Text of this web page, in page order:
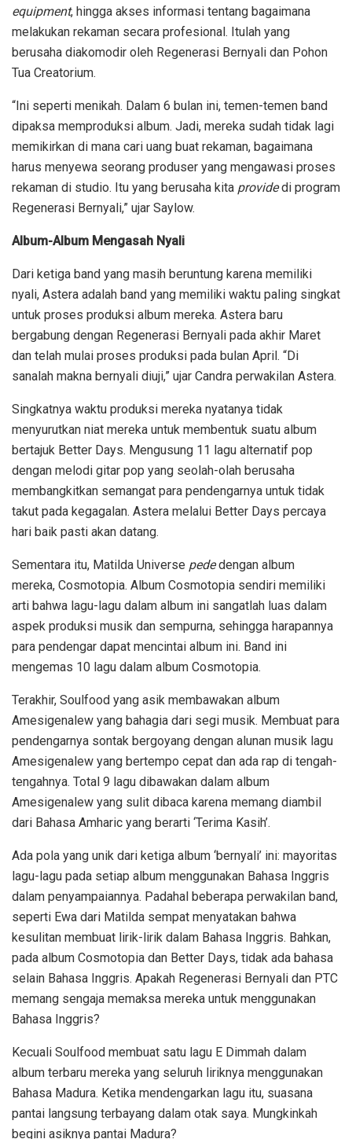
equipment, hingga akses informasi tentang bagaimana
melakukan rekaman secara profesional. Itulah yang
berusaha diakomodir oleh Regenerasi Bernyali dan Pohon
Tua Creatorium.
“Ini seperti menikah. Dalam 6 bulan ini, temen-temen band
dipaksa memproduksi album. Jadi, mereka sudah tidak lagi
memikirkan di mana cari uang buat rekaman, bagaimana
harus menyewa seorang produser yang mengawasi proses
rekaman di studio. Itu yang berusaha kita providedi program
Regenerasi Bernyali,” ujar Saylow.
Album-Album Mengasah Nyali
Dari ketiga band yang masih beruntung karena memiliki
nyali, Astera adalah band yang memiliki waktu paling singkat
untuk proses produksi album mereka. Astera baru
bergabung dengan Regenerasi Bernyali pada akhir Maret
dan telah mulai proses produksi pada bulan April. “Di
sanalah makna bernyali diuji,” ujar Candra perwakilan Astera.
Singkatnya waktu produksi mereka nyatanya tidak
menyurutkan niat mereka untuk membentuk suatu album
bertajuk Better Days. Mengusung 11 lagu alternatif pop
dengan melodi gitar pop yang seolah-olah berusaha
membangkitkan semangat para pendengarnya untuk tidak
takut pada kegagalan. Astera melalui Better Days percaya
hari baik pasti akan datang.
Sementara itu, Matilda Universe pededengan album
mereka, Cosmotopia. Album Cosmotopia sendiri memiliki
arti bahwa lagu-lagu dalam album ini sangatlah luas dalam
aspek produksi musik dan sempurna, sehingga harapannya
para pendengar dapat mencintai album ini. Band ini
mengemas 10 lagu dalam album Cosmotopia.
Terakhir, Soulfood yang asik membawakan album
Amesigenalew yang bahagia dari segi musik. Membuat para
pendengarnya sontak bergoyang dengan alunan musik lagu
Amesigenalew yang bertempo cepat dan ada rap di tengah-
tengahnya. Total 9 lagu dibawakan dalam album
Amesigenalew yang sulit dibaca karena memang diambil
dari Bahasa Amharic yang berarti ‘Terima Kasih’.
Ada pola yang unik dari ketiga album ‘bernyali’ ini: mayoritas
lagu-lagu pada setiap album menggunakan Bahasa Inggris
dalam penyampaiannya. Padahal beberapa perwakilan band,
seperti Ewa dari Matilda sempat menyatakan bahwa
kesulitan membuat lirik-lirik dalam Bahasa Inggris. Bahkan,
pada album Cosmotopia dan Better Days, tidak ada bahasa
selain Bahasa Inggris. Apakah Regenerasi Bernyali dan PTC
memang sengaja memaksa mereka untuk menggunakan
Bahasa Inggris?
Kecuali Soulfood membuat satu lagu E Dimmah dalam
album terbaru mereka yang seluruh liriknya menggunakan
Bahasa Madura. Ketika mendengarkan lagu itu, suasana
pantai langsung terbayang dalam otak saya. Mungkinkah
begini asiknya pantai Madura?